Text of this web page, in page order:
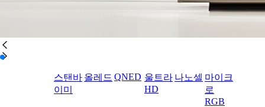
스탠바
이미
올레드 QNED 울트라
HD
나노셀 마이크
로
RGB